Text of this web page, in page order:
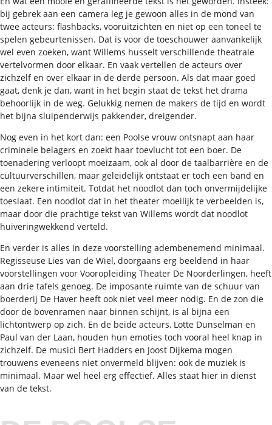
bij gebrek aan een camera leg je gewoon alles in de mond van
twee acteurs: flashbacks, vooruitzichten en niet op een toneel te
spelen gebeurtenissen. Dat is voor de toeschouwer aanvankelijk
wel even zoeken, want Willems husselt verschillende theatrale
vertelvormen door elkaar. En vaak vertellen de acteurs over
zichzelf en over elkaar in de derde persoon. Als dat maar goed
gaat, denk je dan, want in het begin staat de tekst het drama
behoorlijk in de weg. Gelukkig nemen de makers de tijd en wordt
het bijna sluipenderwijs pakkender, dreigender.
Nog even in het kort dan: een Poolse vrouw ontsnapt aan haar
criminele belagers en zoekt haar toevlucht tot een boer. De
toenadering verloopt moeizaam, ook al door de taalbarrière en de
cultuurverschillen, maar geleidelijk ontstaat er toch een band en
een zekere intimiteit. Totdat het noodlot dan toch onvermijdelijke
toeslaat. Een noodlot dat in het theater moeilijk te verbeelden is,
maar door die prachtige tekst van Willems wordt dat noodlot
huiveringwekkend verteld.
En verder is alles in deze voorstelling adembenemend minimaal.
Regisseuse Lies van de Wiel, doorgaans erg beeldend in haar
voorstellingen voor Vooropleiding Theater De Noorderlingen, heeft
aan drie tafels genoeg. De imposante ruimte van de schuur van
boerderij De Haver heeft ook niet veel meer nodig. En de zon die
door de bovenramen naar binnen schijnt, is al bijna een
lichtontwerp op zich. En de beide acteurs, Lotte Dunselman en
Paul van der Laan, houden hun emoties toch vooral heel knap in
zichzelf. De musici Bert Hadders en Joost Dijkema mogen
trouwens eveneens niet onvermeld blijven: ook de muziek is
minimaal. Maar wel heel erg effectief. Alles staat hier in dienst
van de tekst.